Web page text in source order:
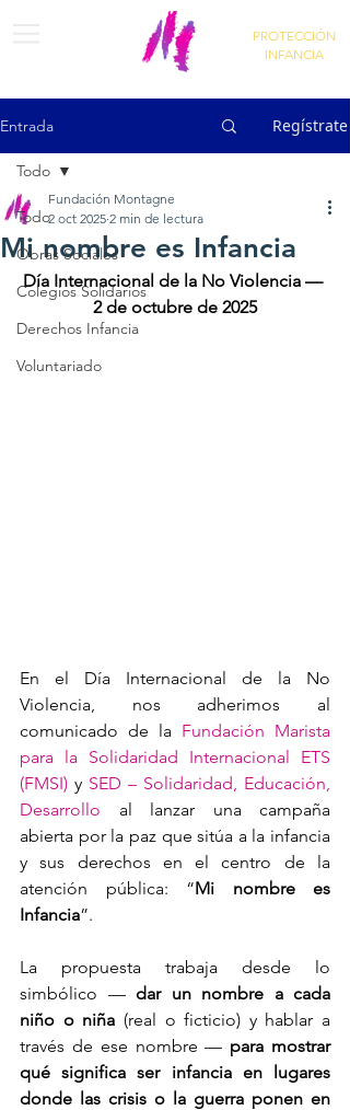
PROTECCIÓN
INFANCIA
Entrada Regístrate
Todo
Obras Sociales
Colegios Solidarios
Derechos Infancia
Voluntariado
Todo
Mi nombre es Infancia
Fundación Montagne
2 oct 2025 2 min de lectura
Día Internacional de la No Violencia —
2 de octubre de 2025
En el Día Internacional de la No
Violencia, nos adherimos al
comunicado de la Fundación Marista
para la Solidaridad Internacional ETS
(FMSI) y SED – Solidaridad, Educación,
Desarrollo al lanzar una campaña
abierta por la paz que sitúa a la infancia
y sus derechos en el centro de la
atención pública: “Mi nombre es
Infancia”.
La propuesta trabaja desde lo
simbólico — dar un nombre a cada
niño o niña (real o ficticio) y hablar a
través de ese nombre — para mostrar
qué significa ser infancia en lugares
donde las crisis o la guerra ponen en